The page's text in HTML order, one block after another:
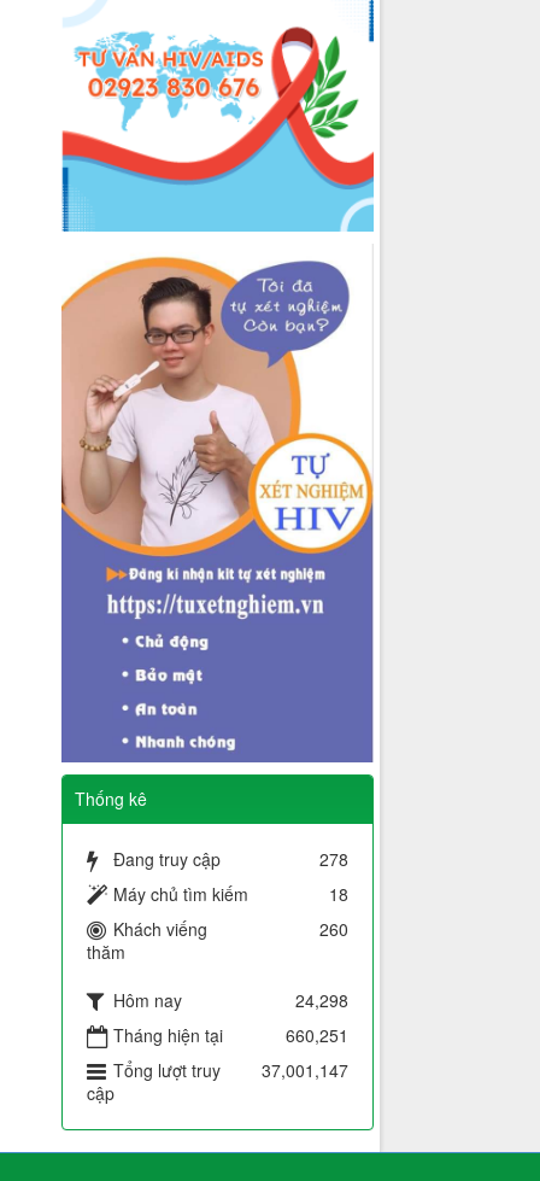
Thống kê
Đang truy cập
278
Máy chủ tìm kiếm
18
Khách viếng
thăm
260
Hôm nay
24,298
Tháng hiện tại
660,251
Tổng lượt truy
cập
37,001,147